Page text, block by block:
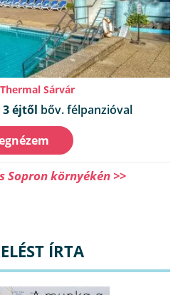
Sárvár
3 éjtől bőv. félpanzióval
Sopron környékén >>
ÍRTA